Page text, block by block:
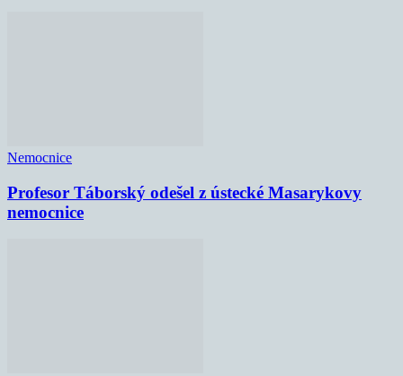
Nemocnice
Profesor Táborský odešel z ústecké Masarykovy
nemocnice